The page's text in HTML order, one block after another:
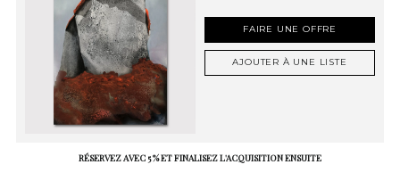
FAIRE UNE OFFRE
AJOUTER À UNE LISTE
RÉSERVEZ AVEC 5 % ET FINALISEZ L'ACQUISITION ENSUITE